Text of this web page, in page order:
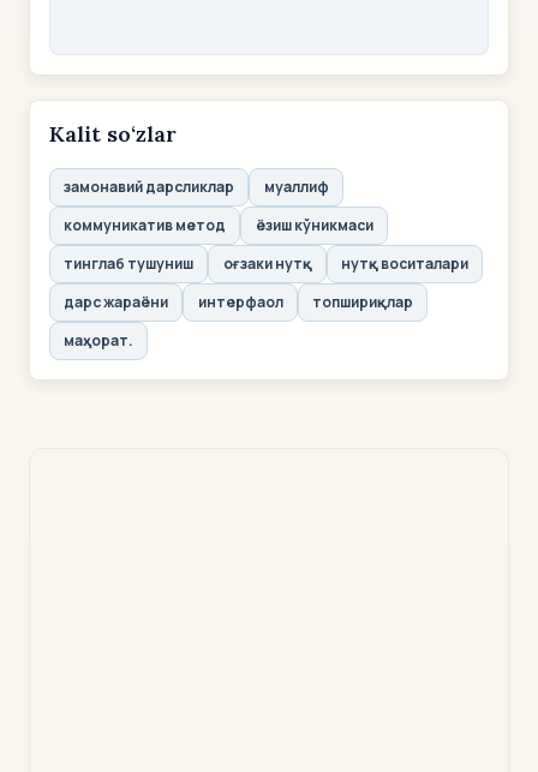
Kalit so‘zlar
замонавий дарсликлар
муаллиф
коммуникатив метод
ёзиш кўникмаси
тинглаб тушуниш
оғзаки нутқ
нутқ воситалари
дарс жараёни
интерфаол
топшириқлар
маҳорат.